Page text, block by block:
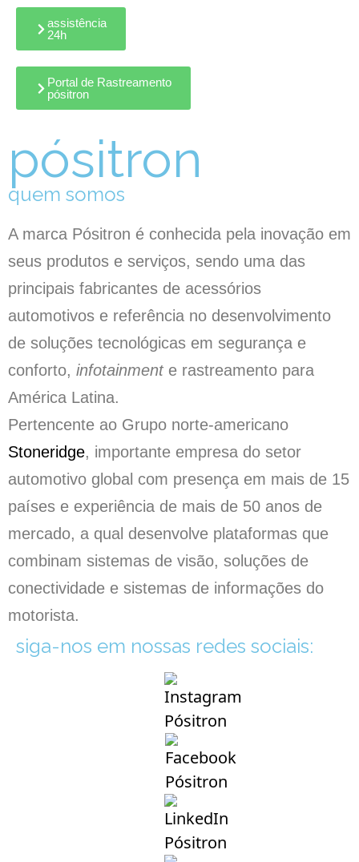
assistência
24h
Portal de Rastreamento
pósitron
pósitron
quem somos
A marca Pósitron é conhecida pela inovação em
seus produtos e serviços, sendo uma das
principais fabricantes de acessórios
automotivos e referência no desenvolvimento
de soluções tecnológicas em segurança e
conforto, infotainment e rastreamento para
América Latina.
Pertencente ao Grupo norte-americano
Stoneridge, importante empresa do setor
automotivo global com presença em mais de 15
países e experiência de mais de 50 anos de
mercado, a qual desenvolve plataformas que
combinam sistemas de visão, soluções de
conectividade e sistemas de informações do
motorista.
siga-nos em nossas redes sociais: